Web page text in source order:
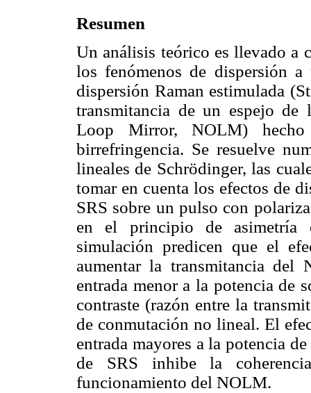
Resumen
Un análisis teórico es llevado a
los fenómenos de dispersión
dispersión Raman estimulada
transmitancia de un espejo
Loop Mirror, NOLM)
birrefringencia. Se resuelve
lineales de Schrödinger, las
tomar en cuenta los efectos de
SRS sobre un pulso con
en el principio de asimetría
simulación predicen que el
aumentar la transmitancia
entrada menor a la potencia de
contraste (razón entre la
de conmutación no lineal. El
entrada mayores a la potencia
de SRS inhibe la
funcionamiento del NOLM.